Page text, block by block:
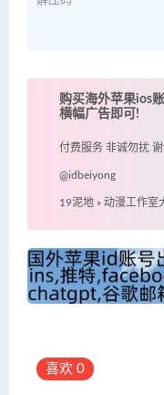
购买海外苹果ios
横幅广告即可!
付费服务 非诚勿扰
@idbeiyong
19泥地 » 动漫工作室
喜欢 0